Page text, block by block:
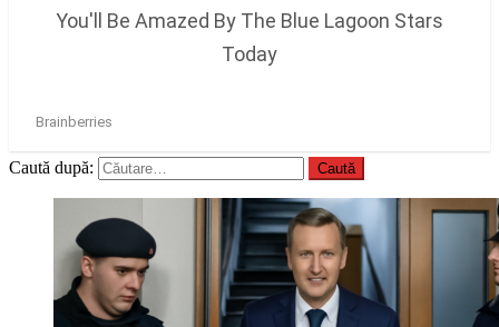
Caută după: